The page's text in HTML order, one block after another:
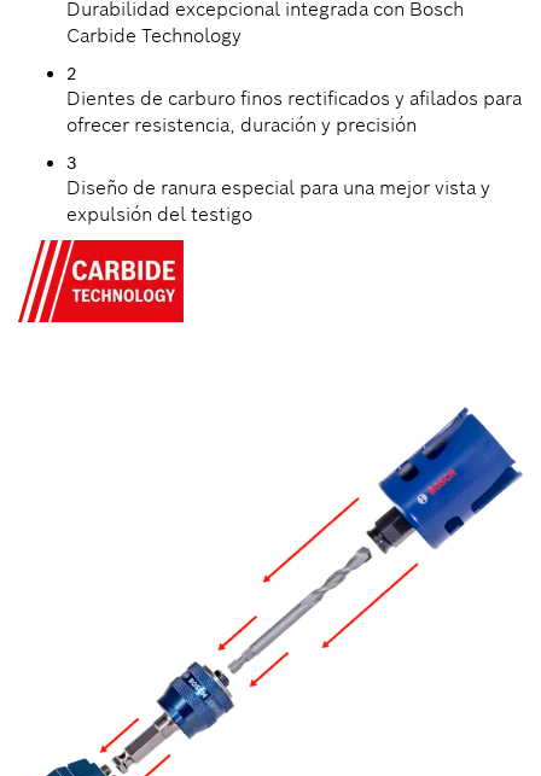
Durabilidad excepcional integrada con Bosch
Carbide Technology
2
Dientes de carburo finos rectificados y afilados para
ofrecer resistencia, duración y precisión
3
Diseño de ranura especial para una mejor vista y
expulsión del testigo